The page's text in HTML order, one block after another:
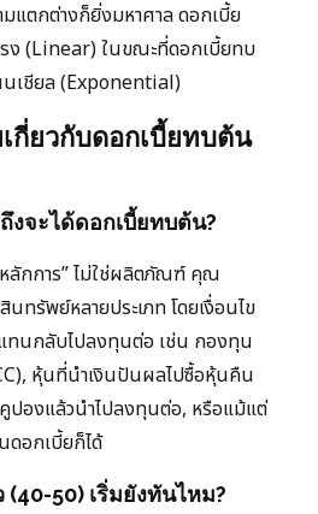
มแตกต่างก็ยิ่งมหาศาล ดอกเบี้ย
รง (Linear) ในขณะที่ดอกเบี้ยทบ
นเชียล (Exponential)
กี่ยวกับดอกเบี้ยทบต้น
งจะได้ดอกเบี้ยทบต้น?
ลักการ” ไม่ใช่ผลิตภัณฑ์ คุณ
นทรัพย์หลายประเภท โดยเงื่อนไข
ทนกลับไปลงทุนต่อ เช่น กองทุน
หุ้นที่นำเงินปันผลไปซื้อหุ้นคืน
ปองแล้วนำไปลงทุนต่อ, หรือแม้แต่
ดอกเบี้ยก็ได้
(40-50) เริ่มยังทันไหม?